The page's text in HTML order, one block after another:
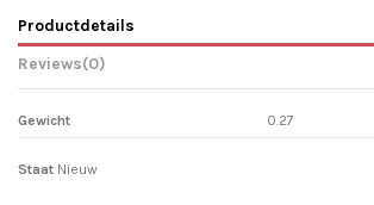
Productdetails
Reviews(0)
Gewicht 0.27
Staat Nieuw